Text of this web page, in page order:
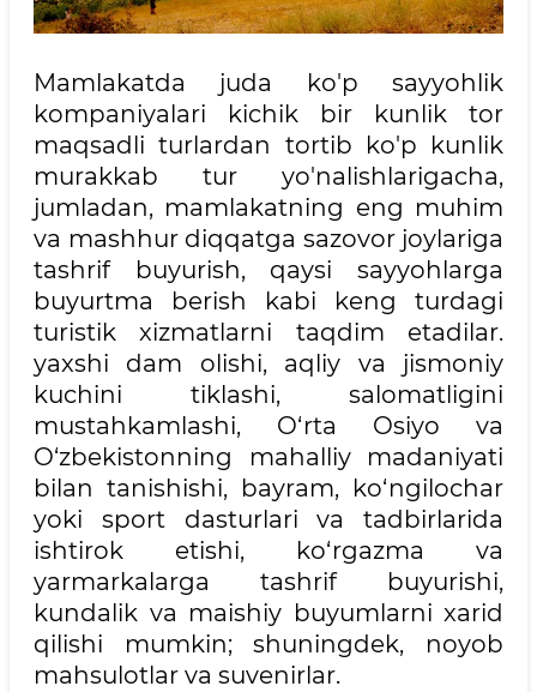
Mamlakatda juda ko'p sayyohlik
kompaniyalari kichik bir kunlik tor
maqsadli turlardan tortib ko'p kunlik
murakkab tur yo'nalishlarigacha,
jumladan, mamlakatning eng muhim
va mashhur diqqatga sazovor joylariga
tashrif buyurish, qaysi sayyohlarga
buyurtma berish kabi keng turdagi
turistik xizmatlarni taqdim etadilar.
yaxshi dam olishi, aqliy va jismoniy
kuchini tiklashi, salomatligini
mustahkamlashi, O‘rta Osiyo va
O‘zbekistonning mahalliy madaniyati
bilan tanishishi, bayram, ko‘ngilochar
yoki sport dasturlari va tadbirlarida
ishtirok etishi, ko‘rgazma va
yarmarkalarga tashrif buyurishi,
kundalik va maishiy buyumlarni xarid
qilishi mumkin; shuningdek, noyob
mahsulotlar va suvenirlar.